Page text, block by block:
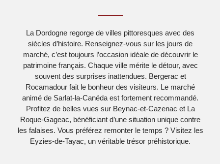
La Dordogne regorge de villes pittoresques avec des
siècles d’histoire. Renseignez-vous sur les jours de
marché, c’est toujours l’occasion idéale de découvrir le
patrimoine français. Chaque ville mérite le détour, avec
souvent des surprises inattendues. Bergerac et
Rocamadour fait le bonheur des visiteurs. Le marché
animé de Sarlat-la-Canéda est fortement recommandé.
Profitez de belles vues sur Beynac-et-Cazenac et La
Roque-Gageac, bénéficiant d’une situation unique contre
les falaises. Vous préférez remonter le temps ? Visitez les
Eyzies-de-Tayac, un véritable trésor préhistorique.